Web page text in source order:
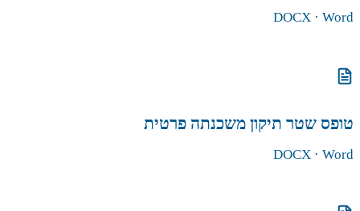
DOCX · Word
טופס שטר תיקון משכנתה פרטית
DOCX · Word